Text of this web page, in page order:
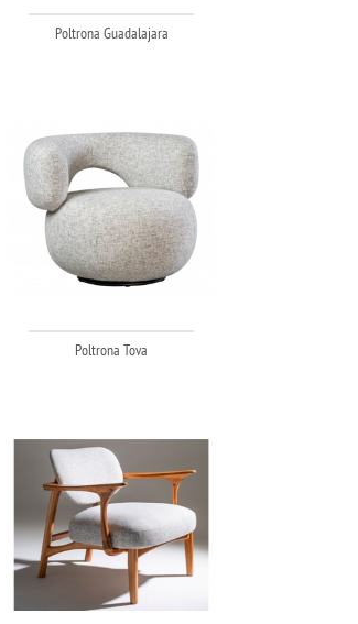
Poltrona Guadalajara
Poltrona Tova